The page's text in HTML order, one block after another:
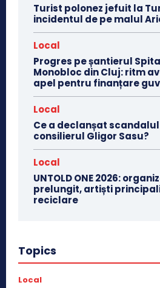
Turist polonez jefuit la
incidentul de pe malul
Local
Progres pe șantierul
Monobloc din Cluj: ritm
apel pentru finanțare
Local
Ce a declanșat
consilierul Gligor Sasu?
Local
UNTOLD ONE 2026:
prelungit, artiști
reciclare
Topics
Local